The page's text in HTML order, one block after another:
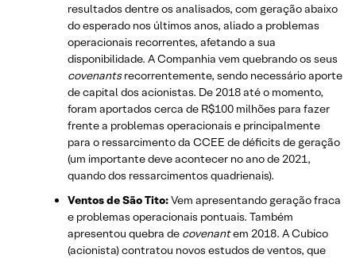
resultados dentre os analisados, com geração abaixo
do esperado nos últimos anos, aliado a problemas
operacionais recorrentes, afetando a sua
disponibilidade. A Companhia vem quebrando os seus
covenantsrecorrentemente, sendo necessário aporte
de capital dos acionistas. De 2018 até o momento,
foram aportados cerca de R$100 milhões para fazer
frente a problemas operacionais e principalmente
para o ressarcimento da CCEE de déficits de geração
(um importante deve acontecer no ano de 2021,
quando dos ressarcimentos quadrienais).
Ventos de São Tito:Vem apresentando geração fraca
e problemas operacionais pontuais. Também
apresentou quebra de covenantem 2018. A Cubico
(acionista) contratou novos estudos de ventos, que